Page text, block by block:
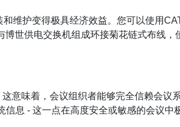
维护变得极具经济效益。您可以使用
世供电交换机组成环接菊花链式布线
意味着，会议组织者能够完全信赖会议
息 - 这一点在高度安全或敏感的会议中